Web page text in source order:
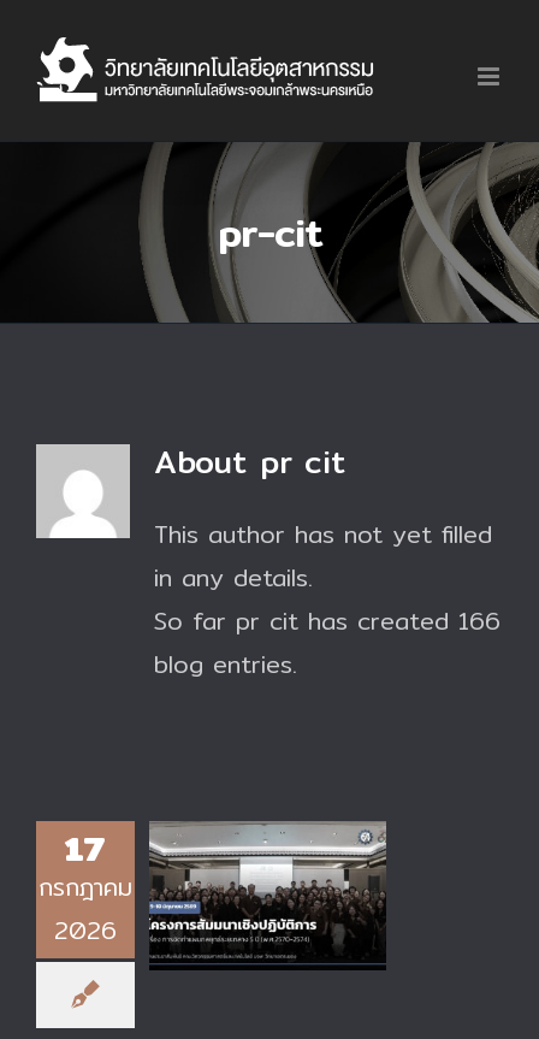
content
pr-cit
About pr cit
This author has not yet filled
in any details.
So far pr cit has created 166
blog entries.
17
กรกฎาคม
2026
หน่วยประกันคุณภาพ
วิทยาลัยเทคโนโลยี
อุตสาหกรรม เข้าร่วม
โครงการสัมมนาเชิง
ปฏิบัติการ เพื่อมุ่งสู่การ
บริหารองค์กรด้วย
แนวทาง EdPEx ของ